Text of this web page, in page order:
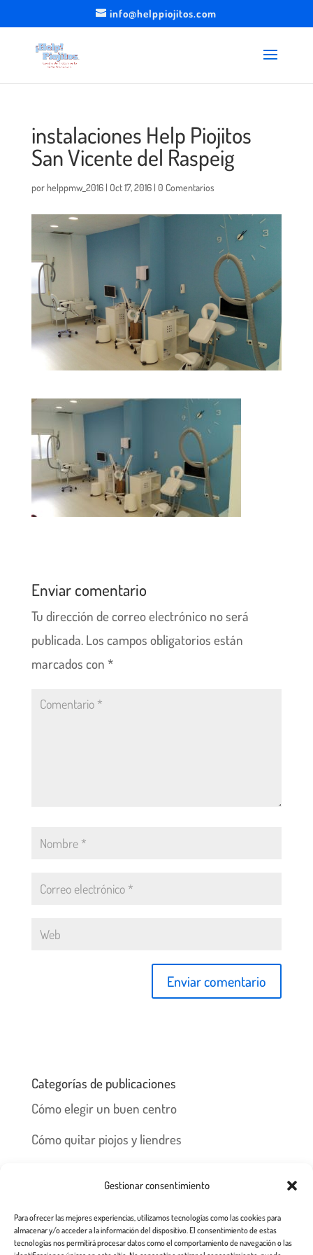
Gestionar consentimiento
Para ofrecer las mejores experiencias, utilizamos tecnologías como las cookies para
almacenar y/o acceder a la información del dispositivo. El consentimiento de estas
tecnologías nos permitirá procesar datos como el comportamiento de navegación o las
info@helppiojitos.com
instalaciones Help Piojitos
San Vicente del Raspeig
porhelppmw_2016| Oct 17, 2016| 0 Comentarios
Enviar comentario
Tu dirección de correo electrónico no será
publicada. Los campos obligatorios están
marcados con *
Categorías de publicaciones
Cómo elegir un buen centro
Cómo quitar piojos y liendres
Prevención y recomendaciones